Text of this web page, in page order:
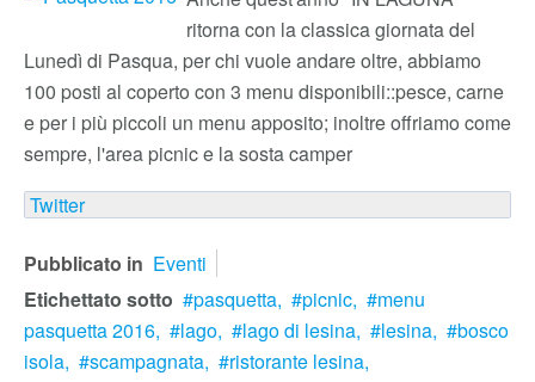
ritorna con la classica giornata del
Lunedì di Pasqua, per chi vuole andare oltre, abbiamo
100 posti al coperto con 3 menu disponibili::pesce, carne
e per i più piccoli un menu apposito; inoltre offriamo come
sempre, l'area picnic e la sosta camper
Twitter
Pubblicato in Eventi
Etichettato sotto
pasquetta, picnic,
menu
pasquetta 2016,
lago, lago di lesina, lesina,
bosco
isola,
scampagnata,
ristorante lesina,